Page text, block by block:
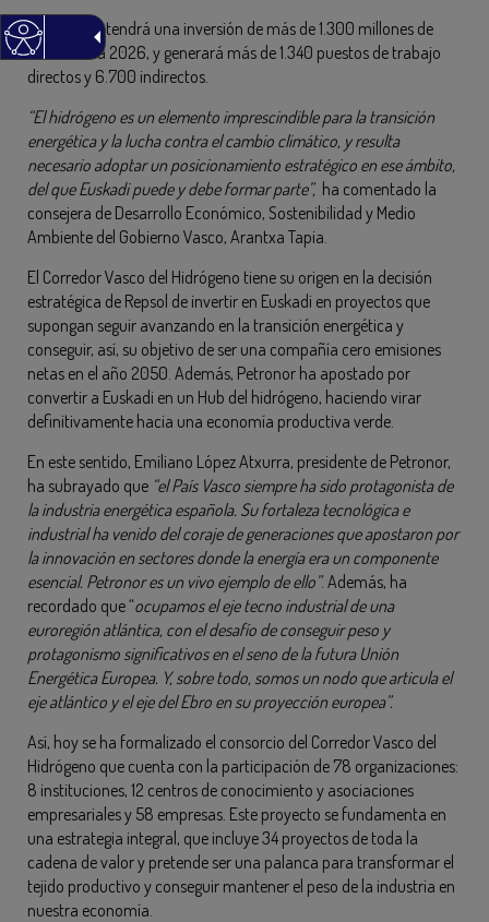
El proyecto tendrá una inversión de más de 1.300 millones de
euros hasta 2026, y generará más de 1.340 puestos de trabajo
directos y 6.700 indirectos.
“El hidrógeno es un elemento imprescindible para la transición
energética y la lucha contra el cambio climático, y resulta
necesario adoptar un posicionamiento estratégico en ese ámbito,
del que Euskadi puede y debe formar parte”, ha comentado la
consejera de Desarrollo Económico, Sostenibilidad y Medio
Ambiente del Gobierno Vasco, Arantxa Tapia.
El Corredor Vasco del Hidrógeno tiene su origen en la decisión
estratégica de Repsol de invertir en Euskadi en proyectos que
supongan seguir avanzando en la transición energética y
conseguir, así, su objetivo de ser una compañía cero emisiones
netas en el año 2050. Además, Petronor ha apostado por
convertir a Euskadi en un Hub del hidrógeno, haciendo virar
definitivamente hacia una economía productiva verde.
En este sentido, Emiliano López Atxurra, presidente de Petronor,
ha subrayado que “el País Vasco siempre ha sido protagonista de
la industria energética española. Su fortaleza tecnológica e
industrial ha venido del coraje de generaciones que apostaron por
la innovación en sectores donde la energía era un componente
esencial. Petronor es un vivo ejemplo de ello”. Además, ha
recordado que “ocupamos el eje tecno industrial de una
euroregión atlántica, con el desafío de conseguir peso y
protagonismo significativos en el seno de la futura Unión
Energética Europea. Y, sobre todo, somos un nodo que articula el
eje atlántico y el eje del Ebro en su proyección europea”.
Así, hoy se ha formalizado el consorcio del Corredor Vasco del
Hidrógeno que cuenta con la participación de 78 organizaciones:
8 instituciones, 12 centros de conocimiento y asociaciones
empresariales y 58 empresas. Este proyecto se fundamenta en
una estrategia integral, que incluye 34 proyectos de toda la
cadena de valor y pretende ser una palanca para transformar el
tejido productivo y conseguir mantener el peso de la industria en
nuestra economía.